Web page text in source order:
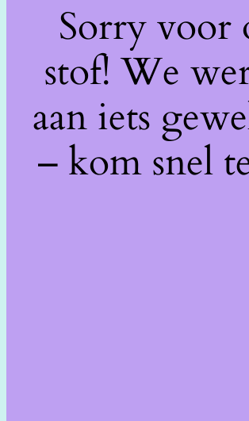
Sorry voor
stof! We
aan iets
– kom snel